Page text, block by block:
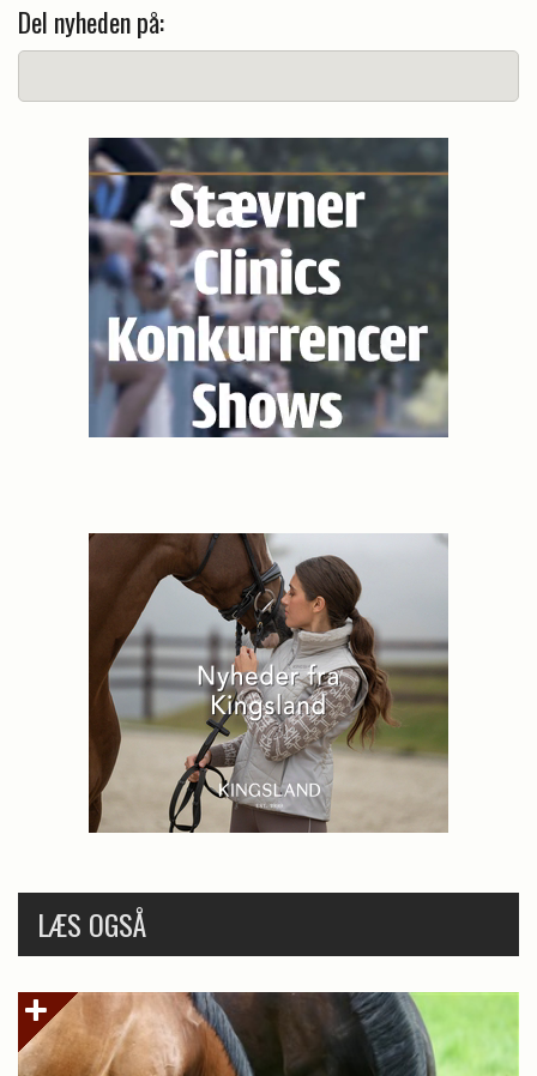
Del nyheden på:
LÆS OGSÅ